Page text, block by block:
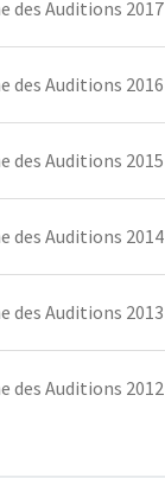
des Auditions 2017
des Auditions 2016
des Auditions 2015
des Auditions 2014
des Auditions 2013
des Auditions 2012